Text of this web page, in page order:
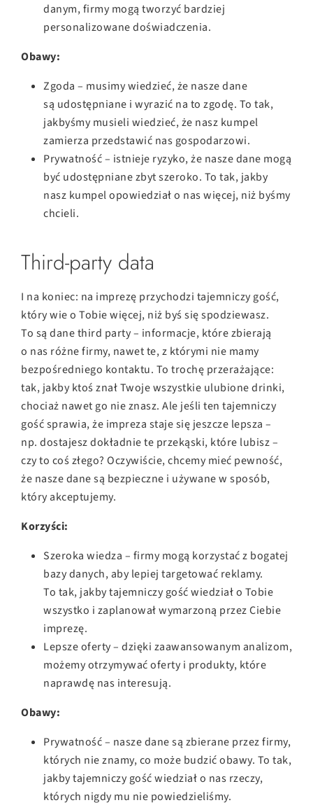
danym, firmy mogą tworzyć bardziej
personalizowane doświadczenia.
Obawy:
Zgoda – musimy wiedzieć, że nasze dane
są udostępniane i wyrazić na to zgodę. To tak,
jakbyśmy musieli wiedzieć, że nasz kumpel
zamierza przedstawić nas gospodarzowi.
Prywatność – istnieje ryzyko, że nasze dane mogą
być udostępniane zbyt szeroko. To tak, jakby
nasz kumpel opowiedział o nas więcej, niż byśmy
chcieli.
Third-party data
I na koniec: na imprezę przychodzi tajemniczy gość,
który wie o Tobie więcej, niż byś się spodziewasz.
To są dane third party – informacje, które zbierają
o nas różne firmy, nawet te, z którymi nie mamy
bezpośredniego kontaktu. To trochę przerażające:
tak, jakby ktoś znał Twoje wszystkie ulubione drinki,
chociaż nawet go nie znasz. Ale jeśli ten tajemniczy
gość sprawia, że impreza staje się jeszcze lepsza –
np. dostajesz dokładnie te przekąski, które lubisz –
czy to coś złego? Oczywiście, chcemy mieć pewność,
że nasze dane są bezpieczne i używane w sposób,
który akceptujemy.
Korzyści:
Szeroka wiedza – firmy mogą korzystać z bogatej
bazy danych, aby lepiej targetować reklamy.
To tak, jakby tajemniczy gość wiedział o Tobie
wszystko i zaplanował wymarzoną przez Ciebie
imprezę.
Lepsze oferty – dzięki zaawansowanym analizom,
możemy otrzymywać oferty i produkty, które
naprawdę nas interesują.
Obawy:
Prywatność – nasze dane są zbierane przez firmy,
których nie znamy, co może budzić obawy. To tak,
jakby tajemniczy gość wiedział o nas rzeczy,
których nigdy mu nie powiedzieliśmy.